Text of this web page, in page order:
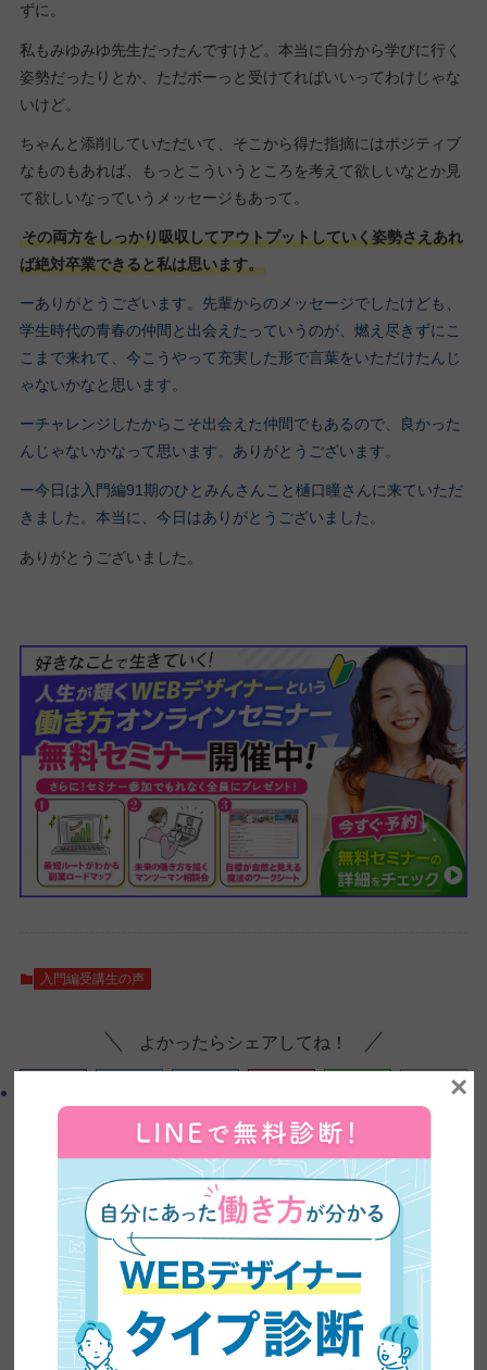
ずに。
私もみゆみゆ先生だったんですけど。本当に自分から学びに行く
姿勢だったりとか、ただボーっと受けてればいいってわけじゃな
いけど。
ちゃんと添削していただいて、そこから得た指摘にはポジティブ
なものもあれば、もっとこういうところを考えて欲しいなとか見
て欲しいなっていうメッセージもあって。
その両方をしっかり吸収してアウトプットしていく姿勢さえあれ
ば絶対卒業できると私は思います。
ーありがとうございます。先輩からのメッセージでしたけども、
学生時代の青春の仲間と出会えたっていうのが、燃え尽きずにこ
こまで来れて、今こうやって充実した形で言葉をいただけたんじ
ゃないかなと思います。
ーチャレンジしたからこそ出会えた仲間でもあるので、良かった
んじゃないかなって思います。ありがとうございます。
ー今日は入門編91期のひとみんさんこと樋口瞳さんに来ていただ
きました。本当に、今日はありがとうございました。
ありがとうございました。
入門編受講生の声
よかったらシェアしてね！
この記事を書いた人
×